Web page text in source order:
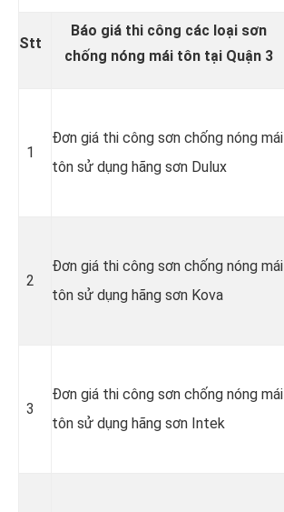
Stt
Báo giá thi công các loại sơn
chống nóng mái tôn tại Quận 3
1
Đơn giá thi công sơn chống nóng mái
tôn sử dụng hãng sơn Dulux
2
Đơn giá thi công sơn chống nóng mái
tôn sử dụng hãng sơn Kova
3
Đơn giá thi công sơn chống nóng mái
tôn sử dụng hãng sơn Intek